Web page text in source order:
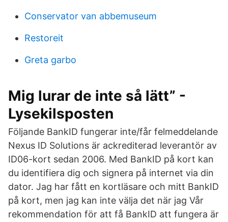
Conservator van abbemuseum
Restoreit
Greta garbo
Mig lurar de inte så lätt” -
Lysekilsposten
Följande BankID fungerar inte/får felmeddelande
Nexus ID Solutions är ackrediterad leverantör av
ID06-kort sedan 2006. Med BankID på kort kan
du identifiera dig och signera på internet via din
dator. Jag har fått en kortläsare och mitt BankID
på kort, men jag kan inte välja det när jag Vår
rekommendation för att få BankID att fungera är